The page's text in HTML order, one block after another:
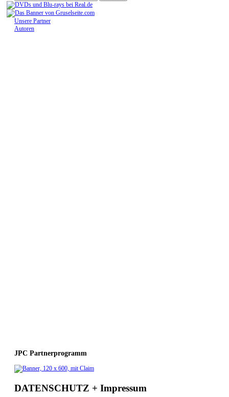
Unsere Partner
Autoren
JPC Partnerprogramm
DATENSCHUTZ + Impressum